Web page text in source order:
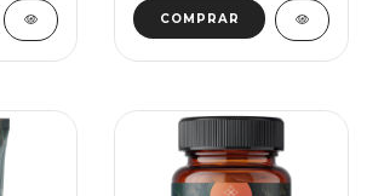
COMPRAR